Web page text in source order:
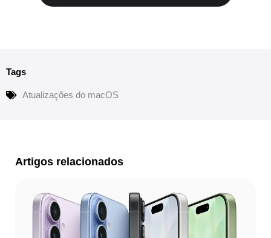
Tags
Atualizações do macOS
Artigos relacionados